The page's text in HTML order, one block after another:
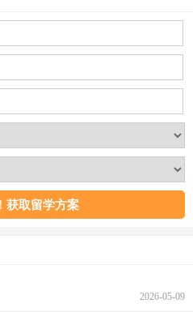
2026-05-09